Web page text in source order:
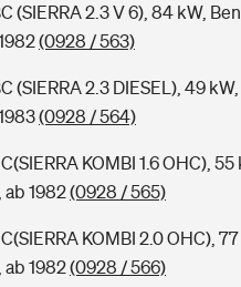
(SIERRA 2.3 V 6), 84 kW,
(0928 / 563)
(SIERRA 2.3 DIESEL), 49 kW,
(0928 / 564)
KOMBI 1.6 OHC), 55
ab 1982(0928 / 565)
KOMBI 2.0 OHC), 77
ab 1982(0928 / 566)